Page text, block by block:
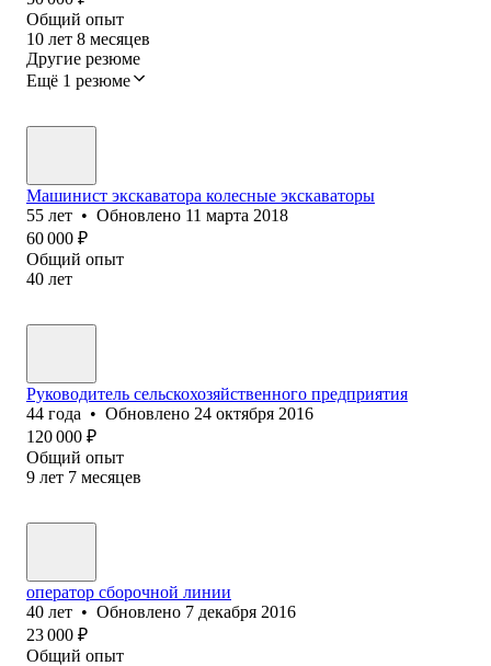
Общий опыт
10 лет 8 месяцев
Другие резюме
Ещё 1 резюме
Машинист экскаватора колесные экскаваторы
55 лет • Обновлено 11 марта 2018
60 000 ₽
Общий опыт
40 лет
Руководитель сельскохозяйственного предприятия
44 года • Обновлено 24 октября 2016
120 000 ₽
Общий опыт
9 лет 7 месяцев
оператор сборочной линии
40 лет • Обновлено 7 декабря 2016
23 000 ₽
Общий опыт